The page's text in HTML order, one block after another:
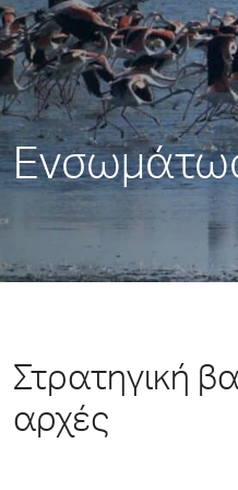
Στρατηγική
αρχές